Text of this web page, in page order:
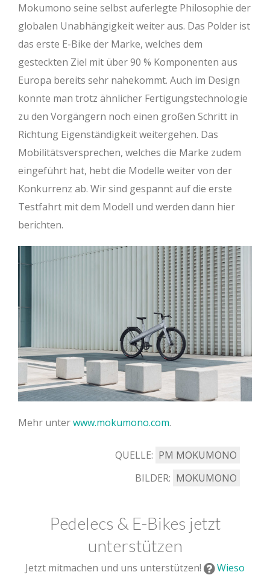
Mokumono seine selbst auferlegte Philosophie der
globalen Unabhängigkeit weiter aus. Das Polder ist
das erste E-Bike der Marke, welches dem
gesteckten Ziel mit über 90 % Komponenten aus
Europa bereits sehr nahekommt. Auch im Design
konnte man trotz ähnlicher Fertigungstechnologie
zu den Vorgängern noch einen großen Schritt in
Richtung Eigenständigkeit weitergehen. Das
Mobilitätsversprechen, welches die Marke zudem
eingeführt hat, hebt die Modelle weiter von der
Konkurrenz ab. Wir sind gespannt auf die erste
Testfahrt mit dem Modell und werden dann hier
berichten.
Mehr unterwww.mokumono.com.
QUELLE: PM MOKUMONO
BILDER: MOKUMONO
Pedelecs & E-Bikes jetzt
unterstützen
Jetzt mitmachen und uns unterstützen!
Wieso